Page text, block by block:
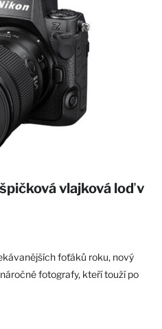
vlajková loď v
foťáků roku, nový
fotografy, kteří touží po